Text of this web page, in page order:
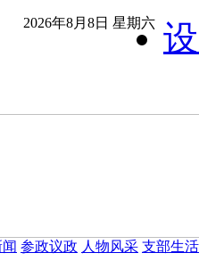
2026年8月8日 星期六
参政议政 人物风采 支部生活